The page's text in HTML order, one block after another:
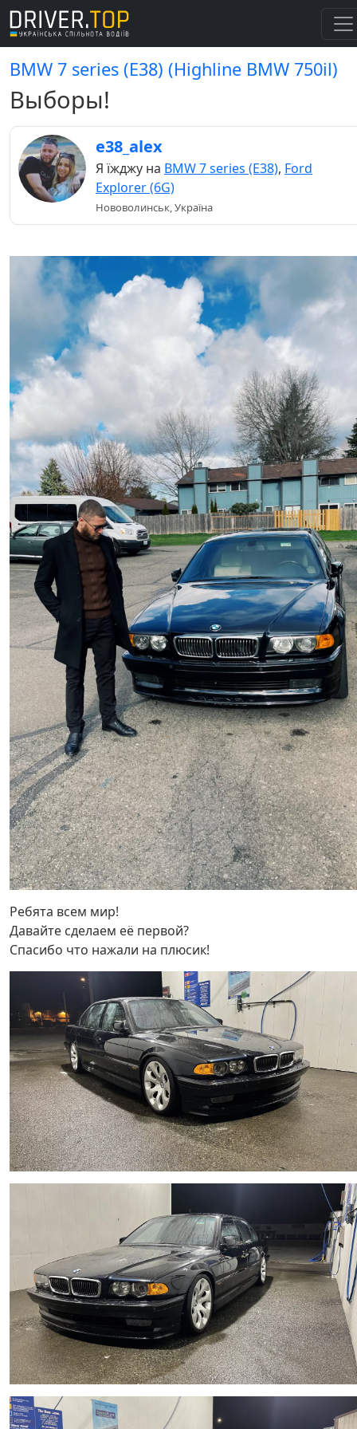
BMW 7 series (E38) (Highline BMW 750il)
Выборы!
e38_alex
Я їжджу на BMW 7 series (E38), Ford
Explorer (6G)
Нововолинськ, Україна
Ребята всем мир!
Давайте сделаем её первой?
Спасибо что нажали на плюсик!